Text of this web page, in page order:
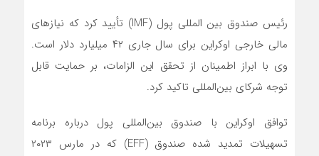
رئیس صندوق بین المللی پول (IMF) تأیید کرد که نیازهای
مالی خارجی اوکراین برای سال جاری ۴۲ میلیارد دلار است.
وی با ابراز اطمینان از تحقق این الزامات، بر حمایت قابل
توجه شرکای بین‌المللی تاکید کرد.
توافق اوکراین با صندوق بین‌المللی پول درباره برنامه
تسهیلات تمدید شده صندوق (EFF) که در مارس ۲۰۲۳